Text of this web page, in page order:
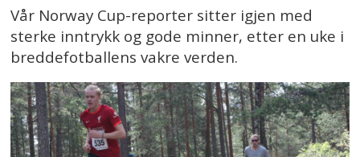
Vår Norway Cup-reporter sitter igjen med
sterke inntrykk og gode minner, etter en uke i
breddefotballens vakre verden.